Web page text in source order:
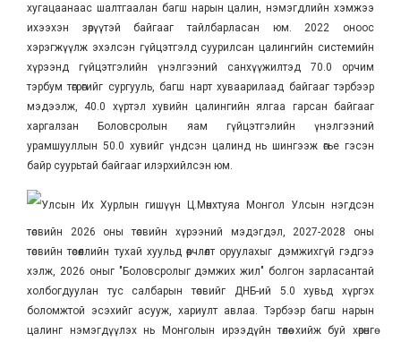
хугацаанаас шалтгаалан багш нарын цалин, нэмэгдлийн хэмжээ
ихээхэн зөрүүтэй байгааг тайлбарласан юм. 2022 оноос
хэрэгжүүлж эхэлсэн гүйцэтгэлд суурилсан цалингийн системийн
хүрээнд гүйцэтгэлийн үнэлгээний санхүүжилтэд 70.0 орчим
тэрбум төгрөгийг сургууль, багш нарт хуваарилаад байгааг тэрбээр
мэдээлж, 40.0 хүртэл хувийн цалингийн ялгаа гарсан байгааг
харгалзан Боловсролын яам гүйцэтгэлийн үнэлгээний
урамшууллын 50.0 хувийг үндсэн цалинд нь шингээж өгье гэсэн
байр суурьтай байгааг илэрхийлсэн юм.
Улсын Их Хурлын гишүүн Ц.Мөнхтуяа Монгол Улсын нэгдсэн
төсвийн 2026 оны төсвийн хүрээний мэдэгдэл, 2027-2028 оны
төсвийн төсөөллийн тухай хуульд өөрчлөлт оруулахыг дэмжихгүй гэдгээ
хэлж, 2026 оныг "Боловсролыг дэмжих жил" болгон зарласантай
холбогдуулан тус салбарын төсвийг ДНБ-ий 5.0 хувьд хүргэх
боломжтой эсэхийг асууж, хариулт авлаа. Тэрбээр багш нарын
цалинг нэмэгдүүлэх нь Монголын ирээдүйн төлөө хийж буй хөрөнгө